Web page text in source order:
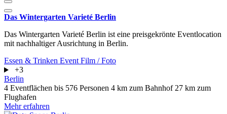
Das Wintergarten Varieté Berlin
Das Wintergarten Varieté Berlin ist eine preisgekrönte Eventlocation
mit nachhaltiger Ausrichtung in Berlin.
Essen & Trinken Event Film / Foto
+3
Berlin
4 Eventflächen bis 576 Personen 4 km zum Bahnhof 27 km zum
Flughafen
Mehr erfahren